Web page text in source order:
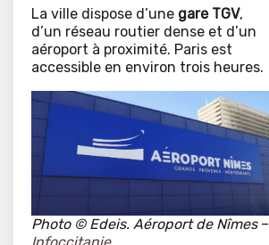
La ville dispose d’une gare TGV,
d’un réseau routier dense et d’un
aéroport à proximité. Paris est
accessible en environ trois heures.
Photo © Edeis. Aéroport de Nîmes–